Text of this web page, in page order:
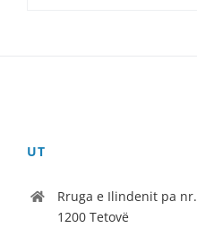
UT
Rruga e Ilindenit pa nr.
1200 Tetovë